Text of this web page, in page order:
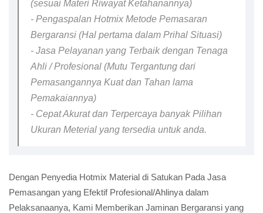
(sesuai Materi Riwayat Ketahanannya)
- Pengaspalan Hotmix Metode Pemasaran
Bergaransi (Hal pertama dalam Prihal Situasi)
- Jasa Pelayanan yang Terbaik dengan Tenaga
Ahli / Profesional (Mutu Tergantung dari
Pemasangannya Kuat dan Tahan lama
Pemakaiannya)
- Cepat Akurat dan Terpercaya banyak Pilihan
Ukuran Meterial yang tersedia untuk anda.
Dengan Penyedia Hotmix Material di Satukan Pada Jasa
Pemasangan yang Efektif Profesional/Ahlinya dalam
Pelaksanaanya, Kami Memberikan Jaminan Bergaransi yang